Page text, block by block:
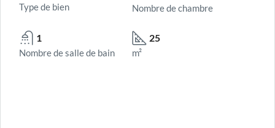
Type de bien Nombre de chambre
1
Nombre de salle de bain
25
m²